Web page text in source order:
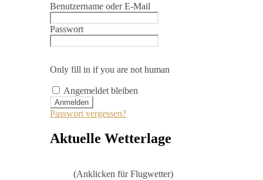
Benutzername oder E-Mail
Passwort
Only fill in if you are not human
Angemeldet bleiben
Passwort vergessen?
Aktuelle Wetterlage
(Anklicken für Flugwetter)